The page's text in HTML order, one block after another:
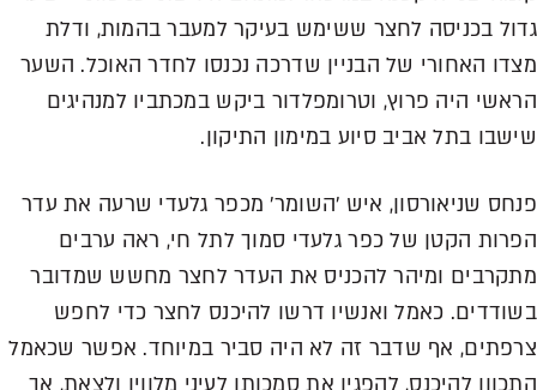
גדול בכניסה לחצר ששימש בעיקר למעבר בהמות, ודלת
מצדו האחורי של הבניין שדרכה נכנסו לחדר האוכל. השער
הראשי היה פרוץ, וטרומפלדור ביקש במכתביו למנהיגים
שישבו בתל אביב סיוע במימון התיקון.
פנחס שניאורסון, איש 'השומר' מכפר גלעדי שרעה את עדר
הפרות הקטן של כפר גלעדי סמוך לתל חי, ראה ערבים
מתקרבים ומיהר להכניס את העדר לחצר מחשש שמדובר
בשודדים. כאמל ואנשיו דרשו להיכנס לחצר כדי לחפש
צרפתים, אף שדבר זה לא היה סביר במיוחד. אפשר שכאמל
התכוון להיכנס, להפגין את סמכותו לעיני מלוויו ולצאת, אך